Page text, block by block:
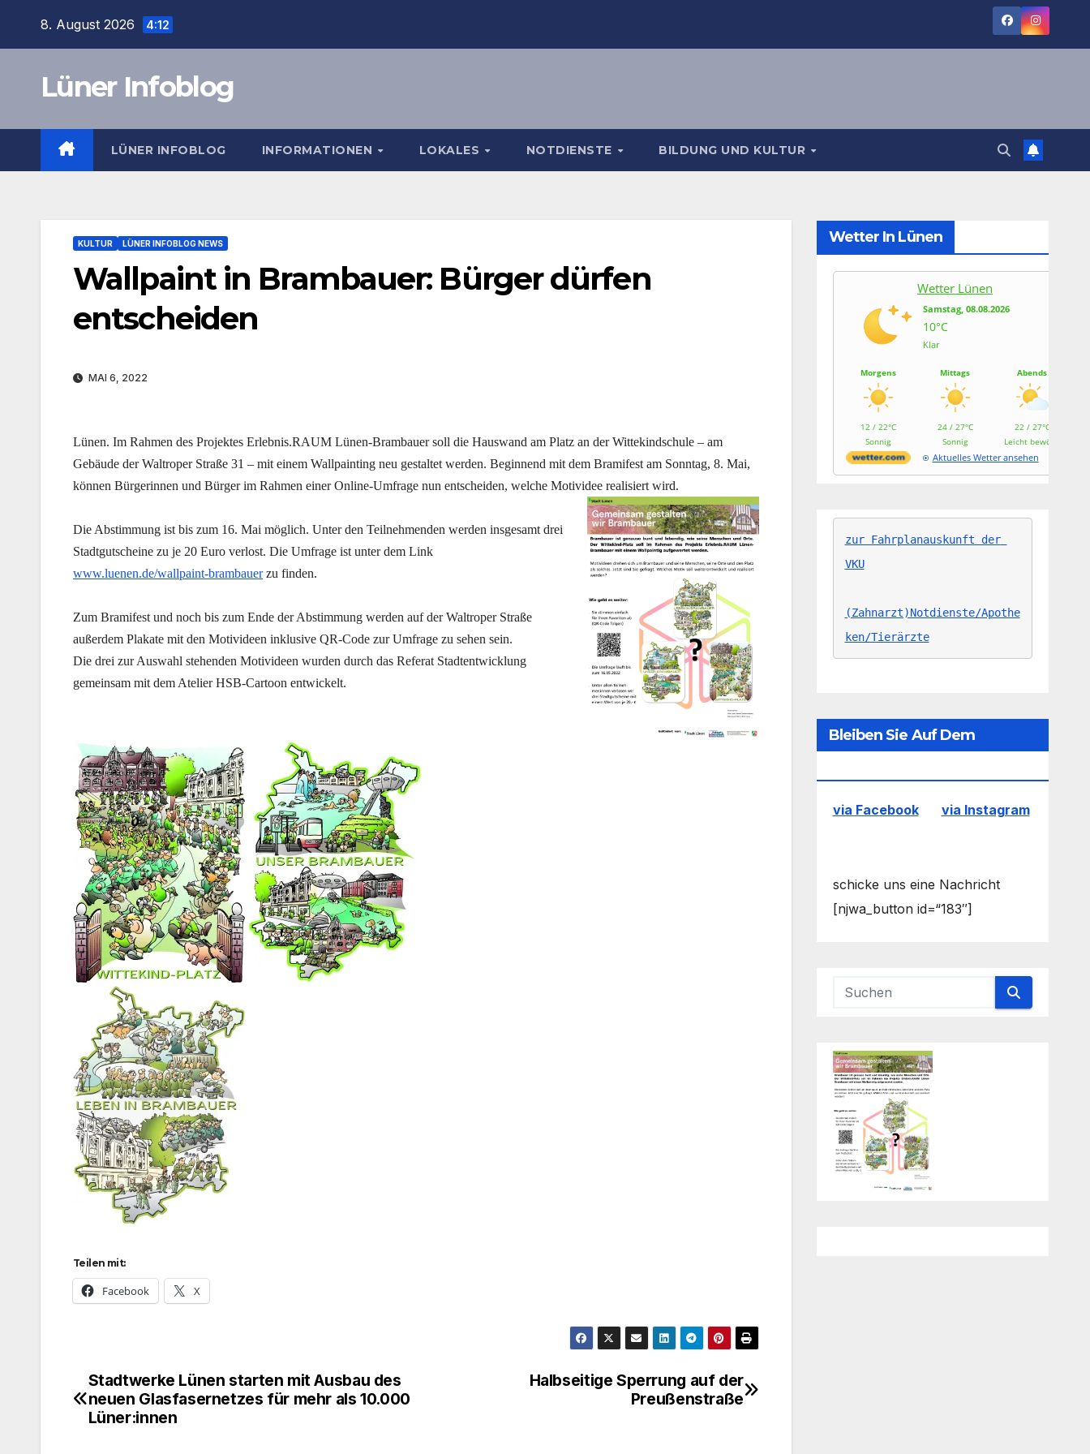
8. August 2026 4:12
Lüner Infoblog
LÜNER INFOBLOG INFORMATIONEN LOKALES NOTDIENSTE BILDUNG UND KULTUR
KULTUR LÜNER INFOBLOG NEWS
Wallpaint in Brambauer: Bürger dürfen
entscheiden
MAI 6, 2022
Lünen. Im Rahmen des Projektes Erlebnis.RAUM Lünen-Brambauer soll die Hauswand am Platz an der Wittekindschule – am
Gebäude der Waltroper Straße 31 – mit einem Wallpainting neu gestaltet werden. Beginnend mit dem Bramifest am Sonntag, 8. Mai,
können Bürgerinnen und Bürger im Rahmen einer Online-Umfrage nun entscheiden, welche Motividee realisiert wird.
Die Abstimmung ist bis zum 16. Mai möglich. Unter den Teilnehmenden werden insgesamt drei
Stadtgutscheine zu je 20 Euro verlost. Die Umfrage ist unter dem Link
www.luenen.de/wallpaint-brambauerzu finden.
Zum Bramifest und noch bis zum Ende der Abstimmung werden auf der Waltroper Straße
außerdem Plakate mit den Motivideen inklusive QR-Code zur Umfrage zu sehen sein.
Die drei zur Auswahl stehenden Motivideen wurden durch das Referat Stadtentwicklung
gemeinsam mit dem Atelier HSB-Cartoon entwickelt.
Teilen mit:
Facebook X
Beitragsnavigation
Halbseitige Sperrung auf der
Preußenstraße
Stadtwerke Lünen starten mit Ausbau des
neuen Glasfasernetzes für mehr als 10.000
Lüner:innen
Wetter In Lünen
Wetter Lünen
Samstag, 08.08.2026
10°C
Klar
Morgens
12 / 22°C
Sonnig
Mittags
24 / 27°C
Sonnig
Abends
22 / 27°C
Leicht bewölkt
Aktuelles Wetter ansehen
zur Fahrplanauskunft der
VKU
(Zahnarzt)Notdienste/Apothe
ken/Tierärzte
Bleiben Sie Auf Dem
via Facebook via Instagram
schicke uns eine Nachricht
[njwa_button id=“183″]